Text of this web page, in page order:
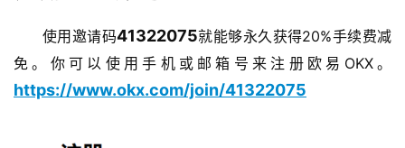
使用邀请码41322075就能够永久获得20%手续费减
免。你可以使用手机或邮箱号来注册欧易OKX。
https://www.okx.com/join/41322075